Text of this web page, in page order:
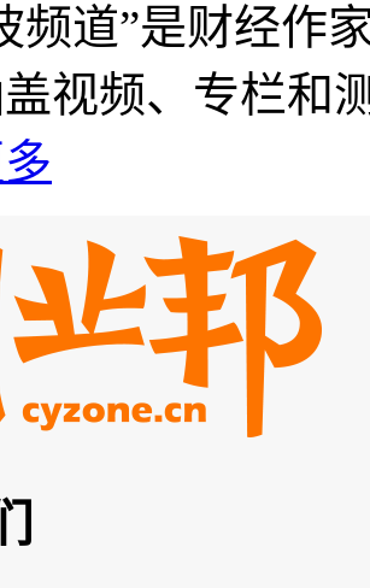
频道”是财经作
视频、专栏和